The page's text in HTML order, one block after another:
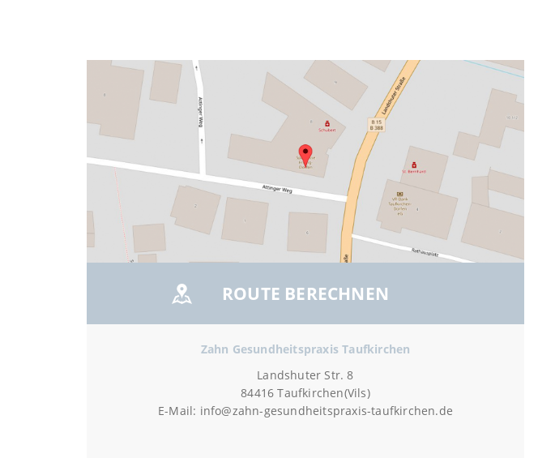
ROUTE BERECHNEN
Zahn Gesundheitspraxis Taufkirchen
Landshuter Str. 8
84416 Taufkirchen(Vils)
E-Mail: info@zahn-gesundheitspraxis-taufkirchen.de